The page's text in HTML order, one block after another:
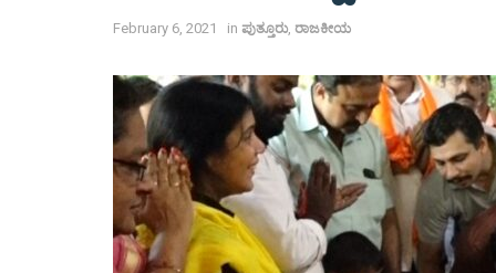
February 6, 2021 in ಪುತ್ತೂರು ರಾಜಕೀಯ